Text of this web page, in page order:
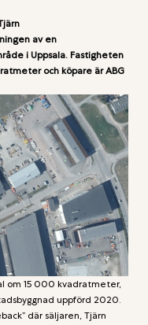
av en
i Uppsala. Fastigheten
och köpare är ABG
om 15 000 kvadratmeter,
uppförd 2020.
där säljaren, Tjärn